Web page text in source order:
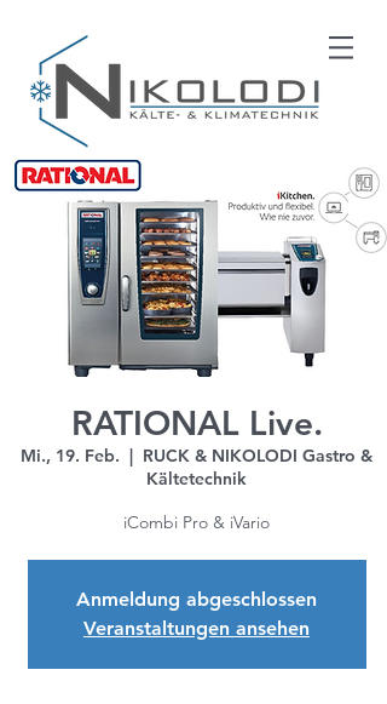
RATIONAL Live.
Mi., 19. Feb.
  |
RUCK & NIKOLODI Gastro &
Kältetechnik
iCombi Pro & iVario
Anmeldung abgeschlossen
Veranstaltungen ansehen